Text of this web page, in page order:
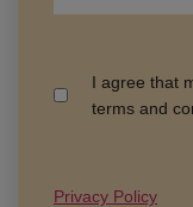
I agree that
terms and
Privacy Policy